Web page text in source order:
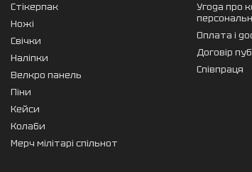
Стікерпак
Ножі
Свічки
Наліпки
Велкро панель
Піни
Кейси
Колаби
Мерч мілітарі спільнот
Угода про
Оплата і
Договір
Cпівпраця